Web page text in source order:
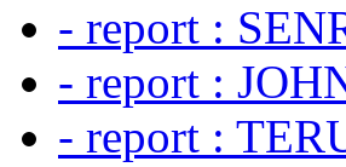
- report :
- report :
- report :